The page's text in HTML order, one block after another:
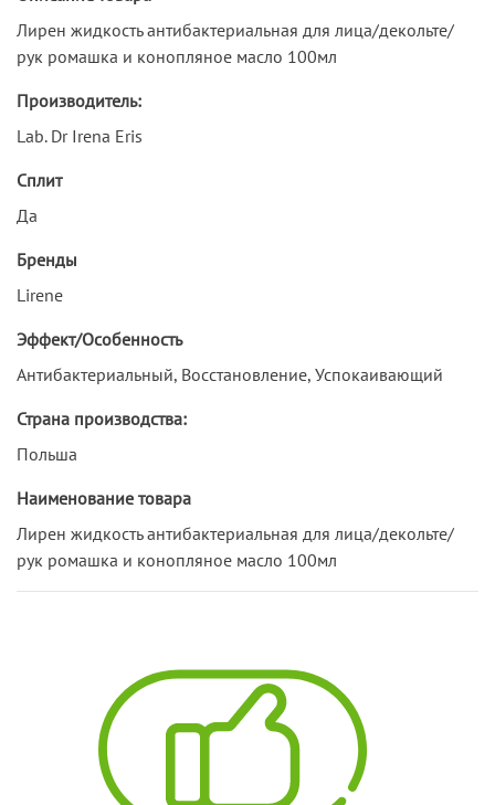
Лирен жидкость антибактериальная для лица/декольте/
рук ромашка и конопляное масло 100мл
Производитель:
Lab. Dr Irena Eris
Сплит
Да
Бренды
Lirene
Эффект/Особенность
Антибактериальный, Восстановление, Успокаивающий
Страна производства:
Польша
Наименование товара
Лирен жидкость антибактериальная для лица/декольте/
рук ромашка и конопляное масло 100мл